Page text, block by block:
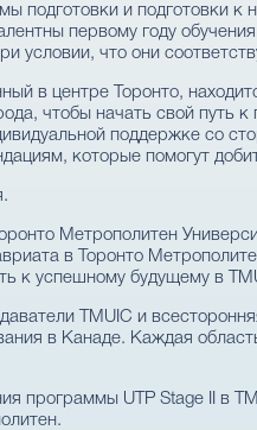
подготовки и подготовки
первому году
условии, что они
в центре Торонто,
чтобы начать свой путь
поддержке со
которые помогут
Метрополитен
в Торонто
к успешному будущему в
TMUIC и
в Канаде. Каждая
программы UTP Stage II в